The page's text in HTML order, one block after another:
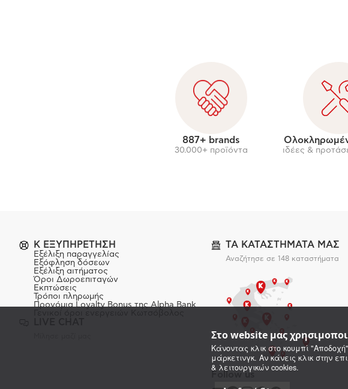
Στο website μας
Κάνοντας κλικ στο κουμπί
μάρκετινγκ. Αν κάνεις κλικ στην
& λειτουργικών cookies.
887+ brands
30.000+ προϊόντα ιδέες &
K ΕΞΥΠΗΡΕΤΗΣΗ
Εξέλιξη παραγγελίας
Εξόφληση δόσεων
Εξέλιξη αιτήματος
Όροι Δωροεπιταγών
Εκπτώσεις
Τρόποι πληρωμής
Προνόμια Loyalty Bonus της Alpha Bank
ΤΑ ΚΑΤΑΣΤΗΜΑΤΑ ΜΑΣ
Αναζήτησε σε 148 καταστήματα
Follow us